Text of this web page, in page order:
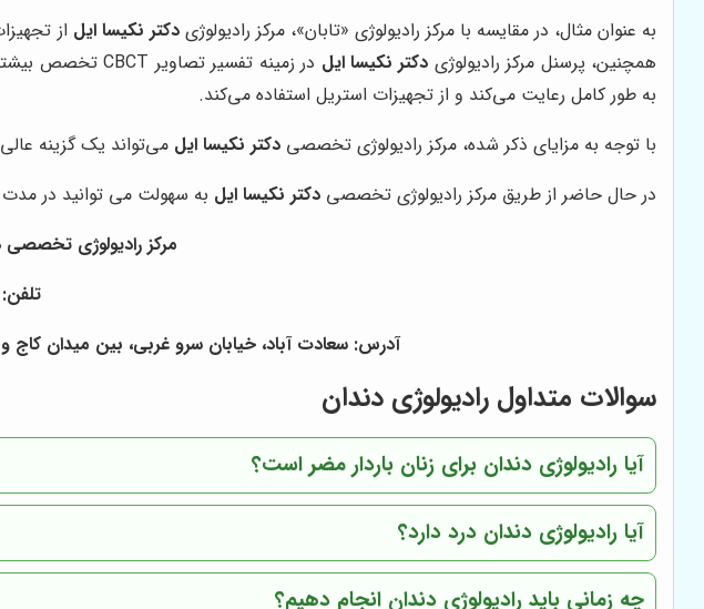
به عنوان مثال، در مقایسه با مرکز رادیولوژی «تابان»، مرکز رادیولوژیدکتر نکیسا ایل
همچنین، پرسنل مرکز رادیولوژی دکتر نکیسا ایل در زمینه تفسیر تصاویر CBCT تخصص بیشتری دارند. در مقایسه با مرکز رادیولوژی «نگین»، مرکز رادیولوژی
به طور کامل رعایت می‌کند و از تجهیزات استریل استفاده می‌کند.
با توجه به مزایای ذکر شده، مرکز رادیولوژی تخصصی دکتر نکیسا ایل می‌تواند یک گزینه
در حال حاضر از طریق مرکز رادیولوژی تخصصی دکتر نکیسا ایل به سهولت می توانید در
مرکز رادیولوژی
تلفن:
آدرس: سعادت آباد، خیابان سرو غربی، بین میدان کاج و
سوالات متداول رادیولوژی دندان
آیا رادیولوژی دندان برای زنان باردار مضر است؟
آیا رادیولوژی دندان درد دارد؟
چه زمانی باید رادیولوژی دندان انجام دهیم؟